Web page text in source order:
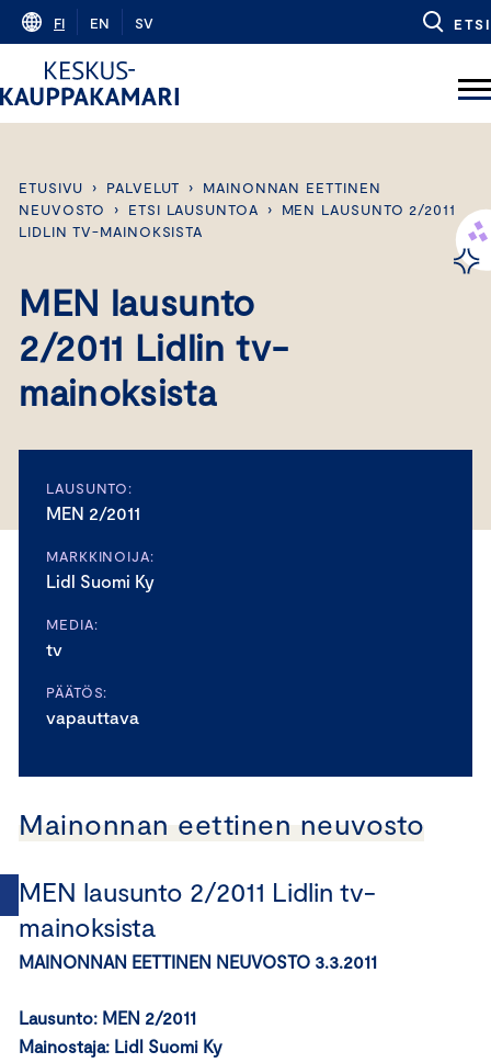
Skip
content
FI EN SV ETSI
ETUSIVU › PALVELUT ›
MAINONNAN EETTINEN
NEUVOSTO
› ETSI LAUSUNTOA ›
MEN LAUSUNTO 2/2011
LIDLIN TV-MAINOKSISTA
MEN lausunto
2/2011 Lidlin tv-
mainoksista
LAUSUNTO:
MEN 2/2011
MARKKINOIJA:
Lidl Suomi Ky
MEDIA:
tv
PÄÄTÖS:
vapauttava
Mainonnan eettinen neuvosto
MEN lausunto 2/2011 Lidlin tv-
mainoksista
MAINONNAN EETTINEN NEUVOSTO 3.3.2011
Lausunto: MEN 2/2011
Mainostaja: Lidl Suomi Ky